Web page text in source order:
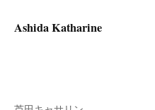
Ashida Katharine